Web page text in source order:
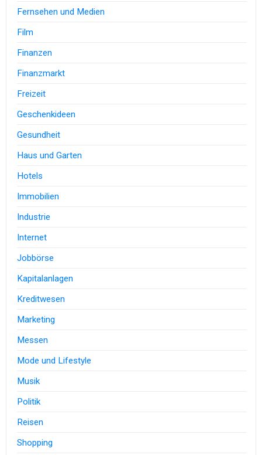
Fernsehen und Medien
Film
Finanzen
Finanzmarkt
Freizeit
Geschenkideen
Gesundheit
Haus und Garten
Hotels
Immobilien
Industrie
Internet
Jobbörse
Kapitalanlagen
Kreditwesen
Marketing
Messen
Mode und Lifestyle
Musik
Politik
Reisen
Shopping